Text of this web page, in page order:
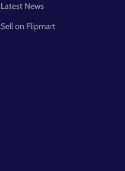
Latest News
Sell on Flipmart